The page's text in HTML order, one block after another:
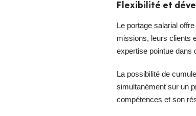
Flexibilité et
Le portage salarial
missions, leurs clients
expertise pointue dans
La possibilité de
simultanément sur un
compétences et son